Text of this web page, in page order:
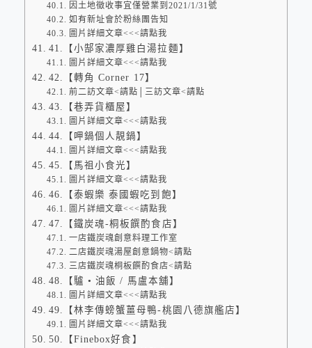
因土地徵收事宜僅營業到2021/1/31號
如有新址會於粉絲團告知
圖片詳細文章<<<請點我
41.【小郜家濃厚雞白湯拉麵】
圖片詳細文章<<<請點我
42.【轉角 Corner 17】
前二訪文章<請點│三訪文章<請點
43.【巷弄貨櫃屋】
圖片詳細文章<<<請點我
44.【呷鍋個人靚鍋】
圖片詳細文章<<<請點我
45.【馬祖小食光】
圖片詳細文章<<<請點我
46.【泰蝦樂 泰國蝦吃到飽】
圖片詳細文章<<<請點我
47.【鐵炭魂-桐板饌酌食店】
一店鐵炭魂創意料理工作室
二店鐵炭魂湯屋創意鍋物<請點
三店鐵炭魂桐板饌酌食店<請點
48.【驢 • 油飯 / 馬盧本舖】
圖片詳細文章<<<請點我
49.【林李傳螃蟹薑母鴨-桃園八德旗艦店】
圖片詳細文章<<<請點我
50.【Finebox好食】